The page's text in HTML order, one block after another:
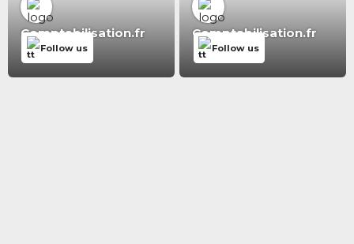
Comptabilisation.fr
Follow us
Comptabilisation.fr
Follow us